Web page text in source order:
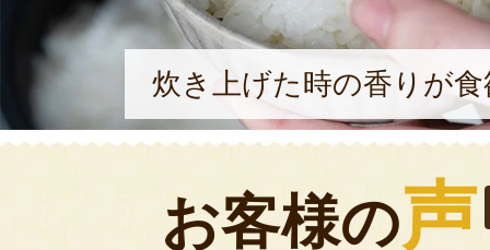
炊き上げた時の香りが
お客様の声